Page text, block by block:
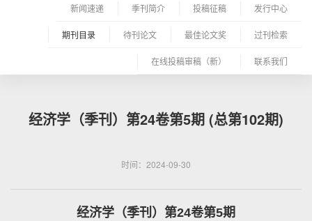
新闻速递 季刊简介 投稿征稿 发行中心
期刊目录 待刊论文 最佳论文奖 过刊检索
在线投稿审稿（新） 联系我们
经济学（季刊）第24卷第5期 (总第102期)
时间：2024-09-30
经济学（季刊）第24卷第5期